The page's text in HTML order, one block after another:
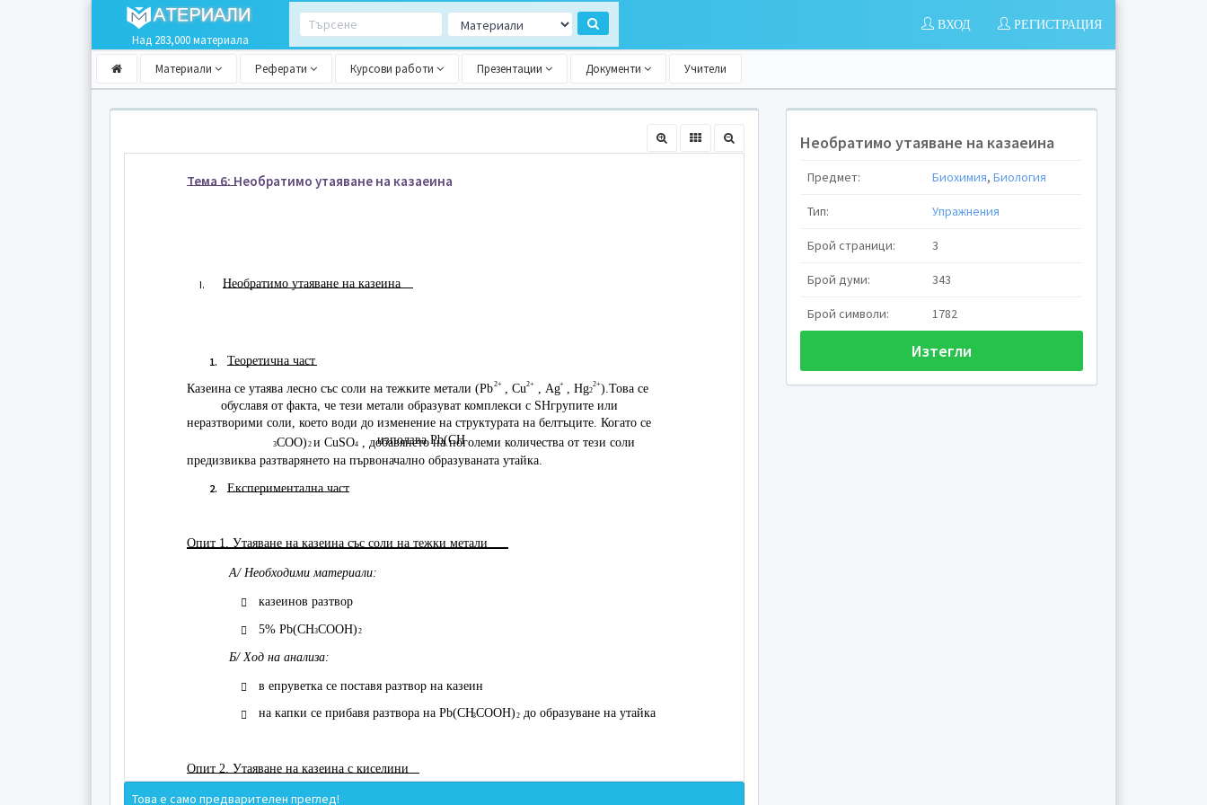
Над 283,000 материала
РЕГИСТРАЦИЯ
ВХОД
Материали Реферати Курсови работи Презентации Документи Учители
Тема 6: Необратимо утаяване на казаеина
I. Необратимо утаяване на казеина
1. Теоретична част
Казеина се утаява лесно със соли на тежките метали (Pb2+ , Cu2+ , Ag+ , Hg2
2+).Това се
обуславя от факта, че тези метали образуват комплекси с SH­групите или
неразтворими соли, което води до изменение на структурата на белтъците. Когато се
използва Pb(CH
3COO) 2 и CuSO4 , добавянето на по­големи количества от тези соли
предизвиква разтварянето на първоначално образуваната утайка.
2. Експериментална част
Опит 1. Утаяване на казеина със соли на тежки метали
А/ Необходими материали:
 казеинов разтвор
 5% Pb(CH3COOH) 2
Б/ Ход на анализа:
 в епруветка се поставя разтвор на казеин
 на капки се прибавя разтвора на Pb(CH3COOH) 2 до образуване на утайка
Опит 2. Утаяване на казеина с киселини
А/ Необходими материали
Това е само предварителен преглед!
Необратимо утаяване на казаеина
Предмет: Биохимия,Биология
Тип: Упражнения
Брой страници: 3
Брой думи: 343
Брой символи: 1782
Изтегли